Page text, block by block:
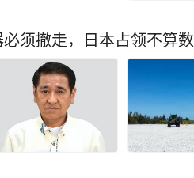
山东农村，写
的厚道。 获奖
子打不着的亲
电话，陌生人
是真来聊文学
头撑场面，提
拒了，可莫言
须撤走，日本占领不算数